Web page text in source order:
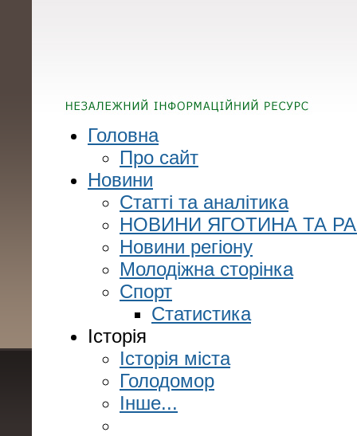
Головна
Про сайт
Новини
Статті та аналітика
НОВИНИ ЯГОТИНА ТА
Новини регіону
Молодіжна сторінка
Спорт
Статистика
Історія
Історія міста
Голодомор
Інше...